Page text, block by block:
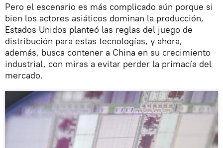
Pero el escenario es más complicado aún porque si
bien los actores asiáticos dominan la producción,
Estados Unidos planteó las reglas del juego de
distribución para estas tecnologías, y ahora,
además, busca contener a China en su crecimiento
industrial, con miras a evitar perder la primacía del
mercado.